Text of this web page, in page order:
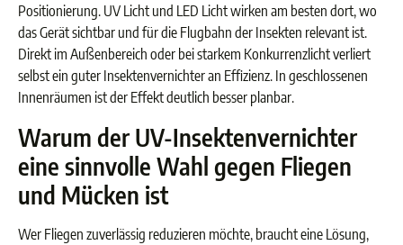
Positionierung. UV Licht und LED Licht wirken am besten dort, wo
das Gerät sichtbar und für die Flugbahn der Insekten relevant ist.
Direkt im Außenbereich oder bei starkem Konkurrenzlicht verliert
selbst ein guter Insektenvernichter an Effizienz. In geschlossenen
Innenräumen ist der Effekt deutlich besser planbar.
Warum der UV-Insektenvernichter
eine sinnvolle Wahl gegen Fliegen
und Mücken ist
Wer Fliegen zuverlässig reduzieren möchte, braucht eine Lösung,